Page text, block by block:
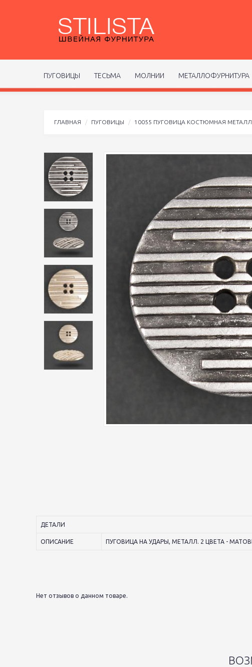
ПУГОВИЦЫ ТЕСЬМА МОЛНИИ МЕТАЛЛОФУРНИТУРА
ГЛАВНАЯ ПУГОВИЦЫ 10055 ПУГОВИЦА КОСТЮМНАЯ
ДЕТАЛИ
ОПИСАНИЕ ПУГОВИЦА НА УДАРЫ, МЕТАЛЛ. 2 ЦВЕТА -
Нет отзывов о данном товаре.